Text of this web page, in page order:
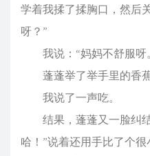
学着我揉了揉胸口，然后
呀？”
我说：“妈妈不舒服呀
蓬蓬举了举手里的香蕉
我说了一声吃。
结果，蓬蓬又一脸纠结
哈！”说着还用手比了个很